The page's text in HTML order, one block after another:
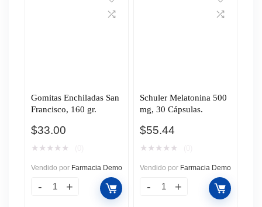
Gomitas Enchiladas San
Francisco, 160 gr.
$33.00
★ ★ ★ ★ ★
Vendido por Farmacia Demo
Schuler Melatonina 500
mg, 30 Cápsulas.
$55.44
★ ★ ★ ★ ★
Vendido por Farmacia Demo